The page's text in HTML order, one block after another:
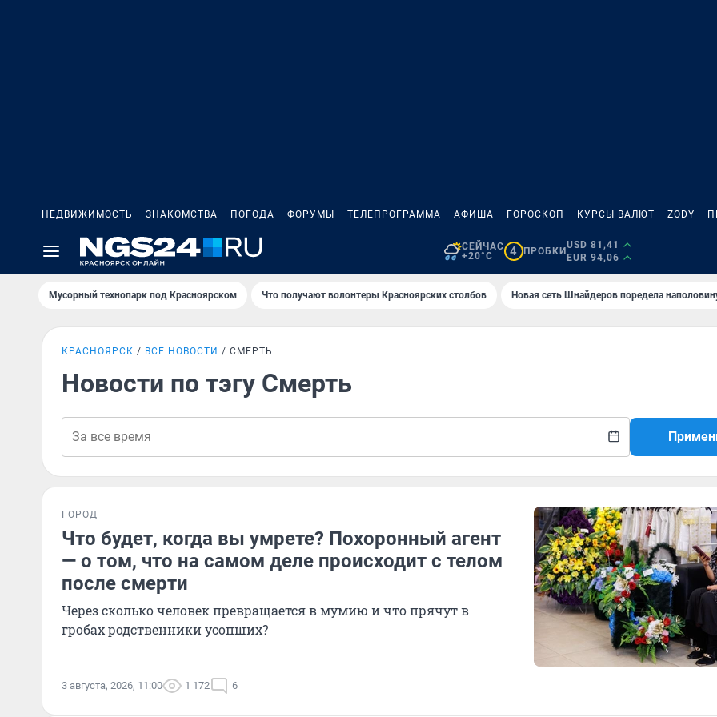
НЕДВИЖИМОСТЬ ЗНАКОМСТВА ПОГОДА ФОРУМЫ ТЕЛЕПРОГРАММА АФИША ГОРОСКОП КУРСЫ ВАЛЮТ ZODY
СЕЙЧАС
+20°C
4 ПРОБКИ
USD 81,41
EUR 94,06
Мусорный технопарк под Крaсноярском Что получают волонтеры Красноярских столбов Новая сеть Шнайдеров поредела
КРАСНОЯРСК ВСЕ НОВОСТИ СМЕРТЬ
Новости по тэгу Смерть
ГОРОД
Что будет, когда вы умрете? Похоронный агент
— о том, что на самом деле происходит с телом
после смерти
Через сколько человек превращается в мумию и что прячут в
гробах родственники усопших?
3 августа, 2026, 11:00 1 172 6